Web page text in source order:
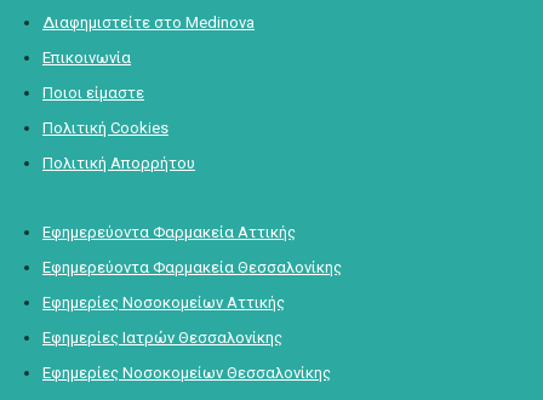
Διαφημιστείτε στο Medinova
Επικοινωνία
Ποιοι είμαστε
Πολιτική Cookies
Πολιτική Απορρήτου
Εφημερεύοντα Φαρμακεία Αττικής
Εφημερεύοντα Φαρμακεία Θεσσαλονίκης
Εφημερίες Νοσοκομείων Αττικής
Εφημερίες Ιατρών Θεσσαλονίκης
Εφημερίες Νοσοκομείων Θεσσαλονίκης